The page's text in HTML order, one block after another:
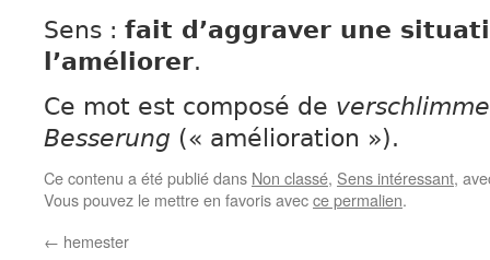
Sens : fait d’aggraver une
l’améliorer.
Ce mot est composé de
Besserung (« amélioration »).
Ce contenu a été publié dans Non classé, Sens intéressant,
Vous pouvez le mettre en favoris avecce permalien.
← hemester